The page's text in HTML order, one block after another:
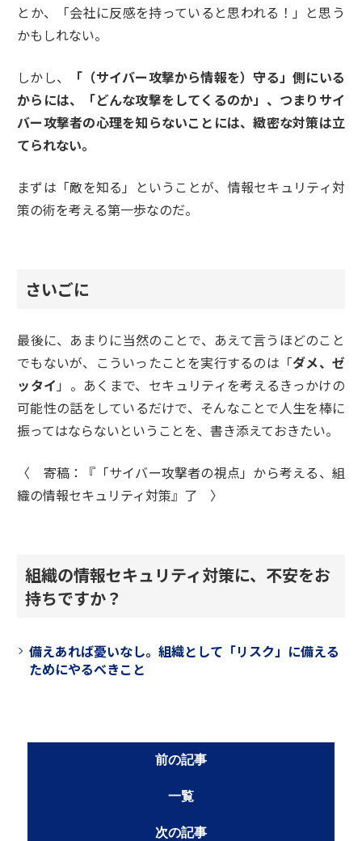
とか、「会社に反感を持っていると思われる！」と思う
かもしれない。
しかし、
「（サイバー攻撃から情報を）守る」側にいる
からには、「どんな攻撃をしてくるのか」、つまりサイ
バー攻撃者の心理を知らないことには、緻密な対策は立
てられない。
まずは「敵を知る」ということが、情報セキュリティ対
策の術を考える第一歩なのだ。
さいごに
最後に、あまりに当然のことで、あえて言うほどのこと
でもないが、こういったことを実行するのは「ダメ、ゼ
ッタイ 」。あくまで、セキュリティを考えるきっかけの
可能性の話をしているだけで、そんなことで人生を棒に
振ってはならないということを、書き添えておきたい。
〈 寄稿：『「サイバー攻撃者の視点」から考える、組
織の情報セキュリティ対策』了 〉
組織の情報セキュリティ対策に、不安をお
持ちですか？
備えあれば憂いなし。組織として「リスク」に備える
ためにやるべきこと
前の記事
一覧
次の記事